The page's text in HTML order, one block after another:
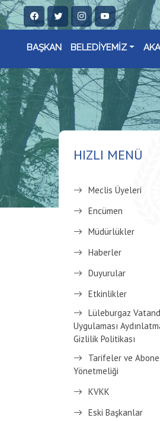
BAŞKAN BELEDİYEMİZ
HIZLI MENÜ
Meclis Üyeleri
Encümen
Müdürlükler
Haberler
Duyurular
Etkinlikler
Lüleburgaz
Uygulaması
Gizlilik Politikası
Tarifeler ve
Yönetmeliği
KVKK
Eski Başkanlar